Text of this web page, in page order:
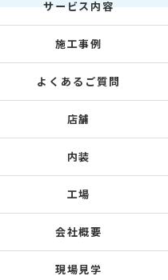
サービス内容
施工事例
よくあるご質問
店舗
内装
工場
会社概要
現場見学